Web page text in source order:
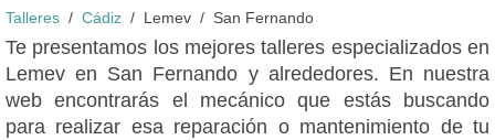
Talleres Cádiz Lemev San Fernando
Te presentamos los mejores talleres especializados en
Lemev en San Fernando y alrededores. En nuestra
web encontrarás el mecánico que estás buscando
para realizar esa reparación o mantenimiento de tu